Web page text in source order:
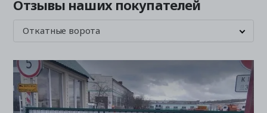
Отзывы наших покупателей
Откатные ворота